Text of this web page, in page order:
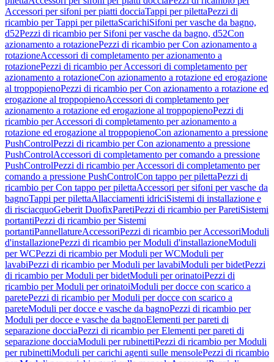
Accessori per sifoni per piatti docciaTappi per pilettaPezzi di
ricambio per Tappi per pilettaScarichiSifoni per vasche da bagno,
d52Pezzi di ricambio per Sifoni per vasche da bagno, d52Con
azionamento a rotazionePezzi di ricambio per Con azionamento a
rotazioneAccessori di completamento per azionamento a
rotazionePezzi di ricambio per Accessori di completamento per
azionamento a rotazioneCon azionamento a rotazione ed erogazione
al troppopienoPezzi di ricambio per Con azionamento a rotazione ed
erogazione al troppopienoAccessori di completamento per
azionamento a rotazione ed erogazione al troppopienoPezzi di
ricambio per Accessori di completamento per azionamento a
rotazione ed erogazione al troppopienoCon azionamento a pressione
PushControlPezzi di ricambio per Con azionamento a pressione
PushControlAccessori di completamento per comando a pressione
PushControlPezzi di ricambio per Accessori di completamento per
comando a pressione PushControlCon tappo per pilettaPezzi di
ricambio per Con tappo per pilettaAccessori per sifoni per vasche da
bagnoTappi per pilettaAllacciamenti idriciSistemi di installazione e
di risciacquoGeberit DuofixParetiPezzi di ricambio per ParetiSistemi
portantiPezzi di ricambio per Sistemi
portantiPannellatureAccessoriPezzi di ricambio per AccessoriModuli
d'installazionePezzi di ricambio per Moduli d'installazioneModuli
per WCPezzi di ricambio per Moduli per WCModuli per
lavabiPezzi di ricambio per Moduli per lavabiModuli per bidetPezzi
di ricambio per Moduli per bidetModuli per orinatoiPezzi di
ricambio per Moduli per orinatoiModuli per docce con scarico a
paretePezzi di ricambio per Moduli per docce con scarico a
pareteModuli per docce e vasche da bagnoPezzi di ricambio per
Moduli per docce e vasche da bagnoElementi per pareti di
separazione docciaPezzi di ricambio per Elementi per pareti di
separazione docciaModuli per rubinettiPezzi di ricambio per Moduli
per rubinettiModuli per carichi agenti sulle mensolePezzi di ricambio